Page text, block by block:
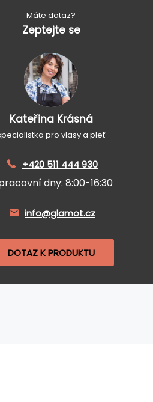
Máte dotaz?
Zeptejte se
Kateřina Krásná
pro vlasy a pleť
+420 511 444 930
dny: 8:00-16:30
info@glamot.cz
DOTAZ K PRODUKTU